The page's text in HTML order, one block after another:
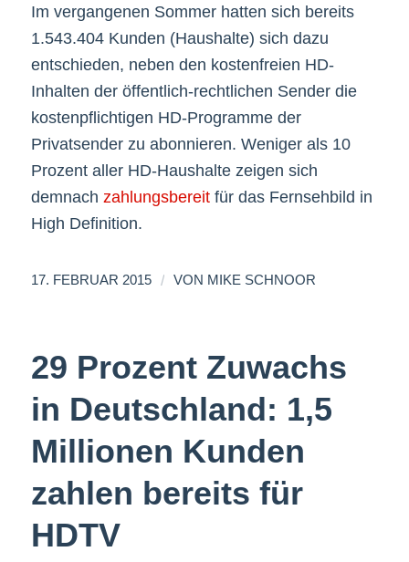
Im vergangenen Sommer hatten sich bereits
1.543.404 Kunden (Haushalte) sich dazu
entschieden, neben den kostenfreien HD-
Inhalten der öffentlich-rechtlichen Sender die
kostenpflichtigen HD-Programme der
Privatsender zu abonnieren. Weniger als 10
Prozent aller HD-Haushalte zeigen sich
demnach zahlungsbereitfür das Fernsehbild in
High Definition.
17. FEBRUAR 2015 / VON MIKE SCHNOOR
29 Prozent Zuwachs
in Deutschland: 1,5
Millionen Kunden
zahlen bereits für
HDTV